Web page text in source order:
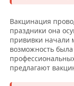
Вакцинация
праздники она
прививки начали
возможность
предлагают